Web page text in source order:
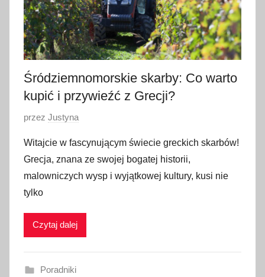
Śródziemnomorskie skarby: Co warto
kupić i przywieźć z Grecji?
O
u
b
l
i
w
n
przez Justyna
Witajcie w fascynującym świecie greckich skarbów!
Grecja, znana ze swojej bogatej historii,
malowniczych wysp i wyjątkowej kultury, kusi nie
tylko
Czytaj dalej
Poradniki